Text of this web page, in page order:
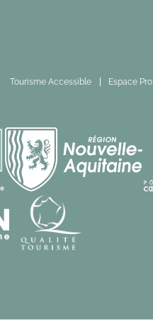
Tourisme Accessible Espace Pro